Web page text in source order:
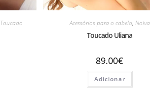
Toucado Acessórios para o cabelo, Noiva
Toucado Uliana
89.00€
Adicionar